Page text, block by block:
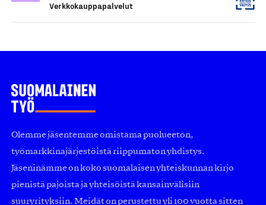
Verkkokauppapalvelut
Olemme jäsentemme omistama puolueeton,
työmarkkinajärjestöistä riippumaton yhdistys.
Jäseninämme on koko suomalaisen yhteiskunnan kirjo
pienistä pajoista ja yhteisöistä kansainvälisiin
suuryrityksiin. Meidät on perustettu yli 100 vuotta sitten